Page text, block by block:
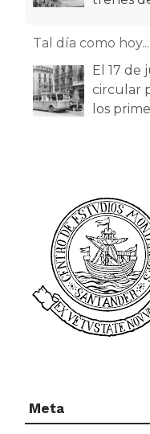
Tal día como hoy...
El 17 de
circular
los
Meta